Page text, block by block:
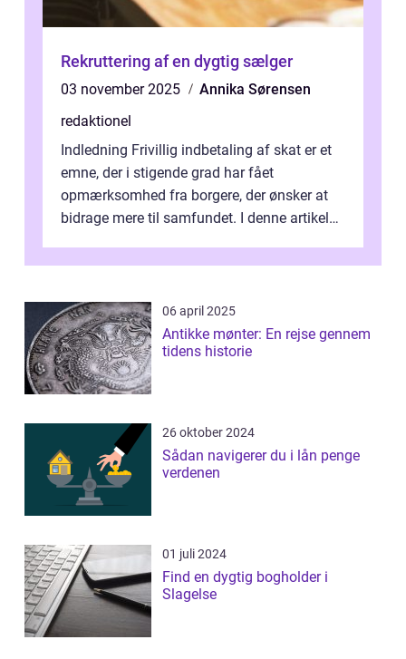
Rekruttering af en dygtig sælger
03 november 2025
Annika Sørensen
redaktionel
Indledning Frivillig indbetaling af skat er et
emne, der i stigende grad har fået
opmærksomhed fra borgere, der ønsker at
bidrage mere til samfundet. I denne artikel
06 april 2025
Antikke mønter: En rejse gennem
tidens historie
26 oktober 2024
Sådan navigerer du i lån penge
verdenen
01 juli 2024
Find en dygtig bogholder i
Slagelse